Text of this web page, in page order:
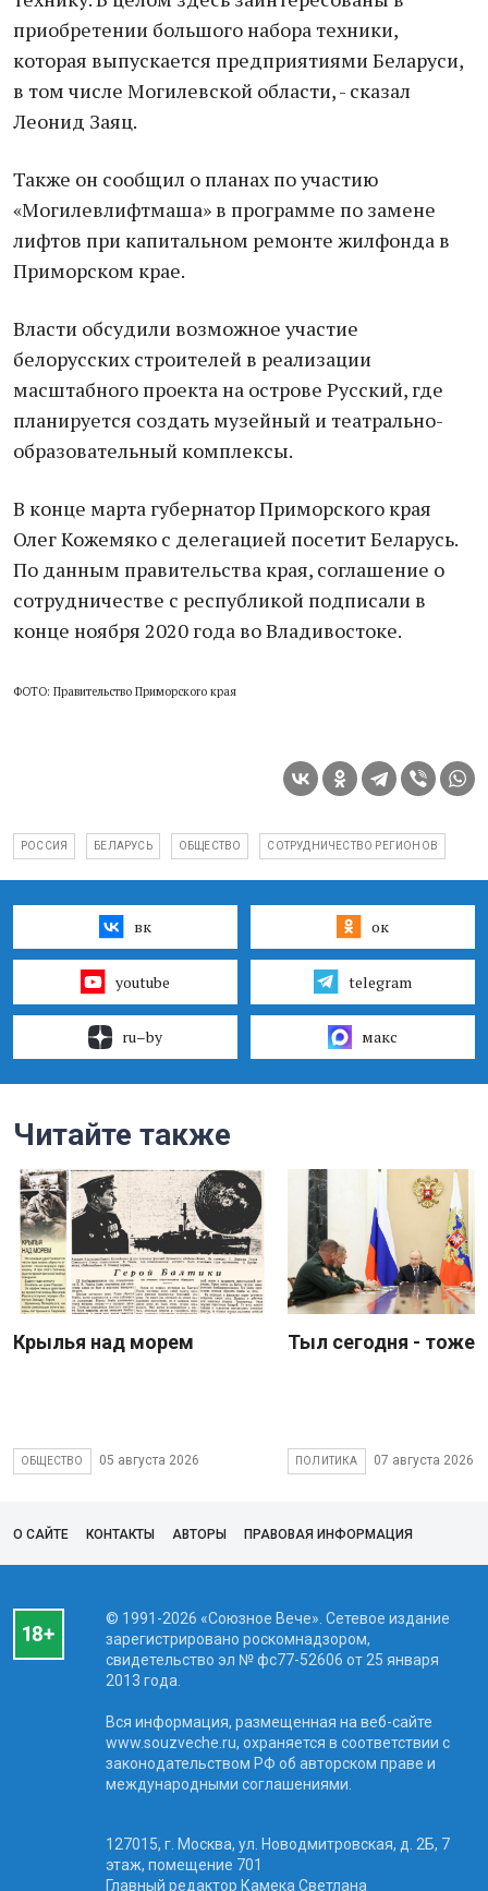
приобретении большого набора техники,
которая выпускается предприятиями Беларуси,
в том числе Могилевской области, - сказал
Леонид Заяц.
Также он сообщил о планах по участию
«Могилевлифтмаша» в программе по замене
лифтов при капитальном ремонте жилфонда в
Приморском крае.
Власти обсудили возможное участие
белорусских строителей в реализации
масштабного проекта на острове Русский, где
планируется создать музейный и театрально-
образовательный комплексы.
В конце марта губернатор Приморского края
Олег Кожемяко с делегацией посетит Беларусь.
По данным правительства края, соглашение о
сотрудничестве с республикой подписали в
конце ноября 2020 года во Владивостоке.
ФОТО: Правительство Приморского края
РОССИЯ БЕЛАРУСЬ ОБЩЕСТВО СОТРУДНИЧЕСТВО РЕГИОНОВ
вк ок
youtube telegram
ru–by макс
Читайте также
Крылья над морем
ОБЩЕСТВО 05 августа 2026
Тыл сегодня - тоже
ПОЛИТИКА 07 августа 2026
О САЙТЕ КОНТАКТЫ АВТОРЫ ПРАВОВАЯ ИНФОРМАЦИЯ
© 1991-2026 «Союзное Вече». Сетевое издание
зарегистрировано роскомнадзором,
свидетельство эл № фc77-52606 от 25 января
2013 года.
Вся информация, размещенная на веб-сайте
www.souzveche.ru, охраняется в соответствии с
законодательством РФ об авторском праве и
международными соглашениями.
127015, г. Москва, ул. Новодмитровская, д. 2Б, 7
этаж, помещение 701
Главный редактор Камека Светлана